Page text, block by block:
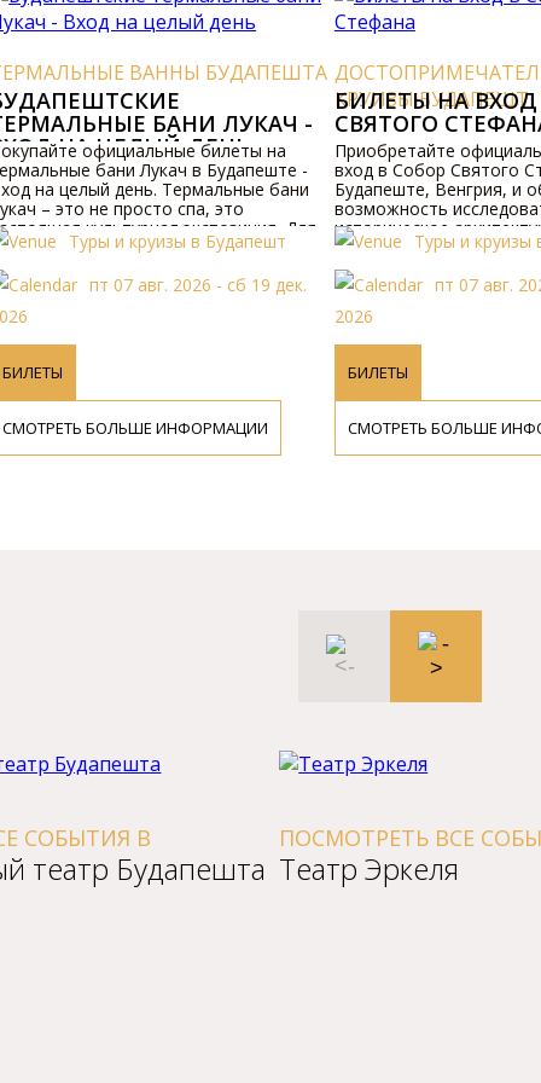
БУДАПЕШТ
НА ВХОД В СОБОР
СТЕФАНА
официальные билеты на
в Собор Святого Стефана в
Венгрия, и обеспечьте себе
исследовать это
архитектурное чудо. Для
дополнительной информации
программе и ценах, пожалуйста,
наш веб-сайт или свяжитесь с
по телефону.
Туры и круизы в Будапешт
пт 07 авг. 2026 - чт 31 дек.
БИЛЕТЫ
СМОТРЕТЬ БОЛЬШЕ ИНФОРМАЦИИ
КРУИЗЫ БУДАПЕШТ
ЦЕНТРУ
Купите официальные
экскурсионный круиз по
Будапешта по Дунаю,
получения
посетите наш сайт.
Туры и круизы
пт 07 авг.
2027
БИЛЕТЫ
СМОТРЕТЬ БОЛЬШЕ
ВСЕ СОБЫТИЯ В ПОСМОТРЕТЬ ВСЕ
Analog Music